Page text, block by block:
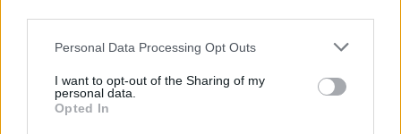
Personal Data Processing Opt Outs
I want to opt-out of the Sharing of my
personal data.
Opted In
Leggi anche:
Patrick Dempsey oggi: tutte le curiosità
sull’ex Dottor Stranamore